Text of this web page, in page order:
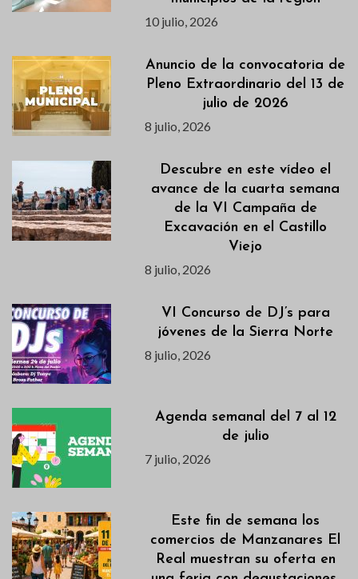
10 julio, 2026
Anuncio de la convocatoria de
Pleno Extraordinario del 13 de
julio de 2026
8 julio, 2026
Descubre en este vídeo el
avance de la cuarta semana
de la VI Campaña de
Excavación en el Castillo
Viejo
8 julio, 2026
VI Concurso de DJ’s para
jóvenes de la Sierra Norte
8 julio, 2026
Agenda semanal del 7 al 12
de julio
7 julio, 2026
Este fin de semana los
comercios de Manzanares El
Real muestran su oferta en